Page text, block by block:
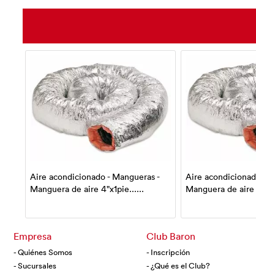
Aire acondicionado - Mangueras -
Manguera de aire 4"x1pie......
Aire
Manguera de
Empresa
- Quiénes Somos
- Sucursales
Club Baron
- Inscripción
- ¿Qué es el Club?